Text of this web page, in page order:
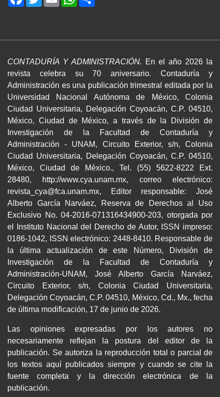
CONTADURÍA Y ADMINISTRACIÓN. En el año 2026 la
revista celebra su 70 aniversario.Contaduría y
Administración es una publicación trimestral editada por la
Universidad Nacional Autónoma de México, Colonia
Ciudad Universitaria, Delegación Coyoacán, C.P. 04510,
México, Ciudad de México, a través de la División de
Investigación de la Facultad de Contaduría y
Administración - UNAM, Circuito Exterior, s/n, Colonia
Ciudad Universitaria, Delegación Coyoacán, C.P. 04510,
México, Ciudad de México., Tel. (55) 5622-8222 Ext.
28480, http://www.cya.unam.mx, correo electrónico:
revista_cya@fca.unam.mx, Editor responsable: José
Alberto García Narváez, Reserva de Derechos al Uso
Exclusivo No. 04-2016-071316434900-203, otorgada por
el Instituto Nacional del Derecho de Autor, ISSN impreso:
0186-1042, ISSN electrónico: 2448-8410. Responsable de
la última actualización de este Número, División de
Investigación de la Facultad de Contaduría y
Administración-UNAM, José Alberto García Narváez,
Circuito Exterior, s/n, Colonia Ciudad Universitaria,
Delegación Coyoacán, C.P. 04510, México, Cd., Mx., fecha
de última modificación, 17 de junio de 2026.
Las opiniones expresadas por los autores no
necesariamente reflejan la postura del editor de la
publicación. Se autoriza la reproducción total o parcial de
los textos aquí publicados siempre y cuando se cite la
fuente completa y la dirección electrónica de la
publicación.